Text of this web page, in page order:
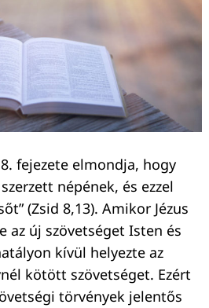
fejezete elmondja, hogy
népének, és ezzel
(Zsid 8,13). Amikor Jézus
új szövetséget Isten és
kívül helyezte az
kötött szövetséget. Ezért
törvények jelentős